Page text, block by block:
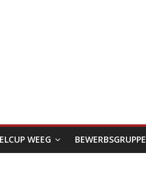
WEEG BEWERBSGRUPPE